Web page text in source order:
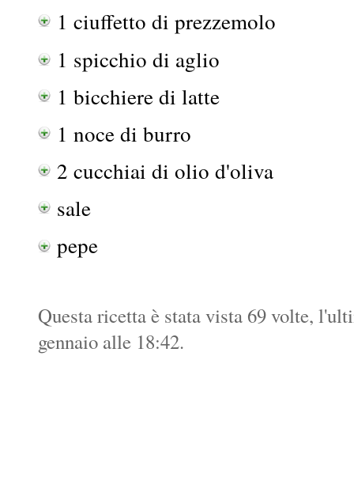
1 ciuffetto di prezzemolo
1 spicchio di aglio
1 bicchiere di latte
1 noce di burro
2 cucchiai di olio d'oliva
sale
pepe
Questa ricetta è stata vista 69 volte,
gennaio alle 18:42.